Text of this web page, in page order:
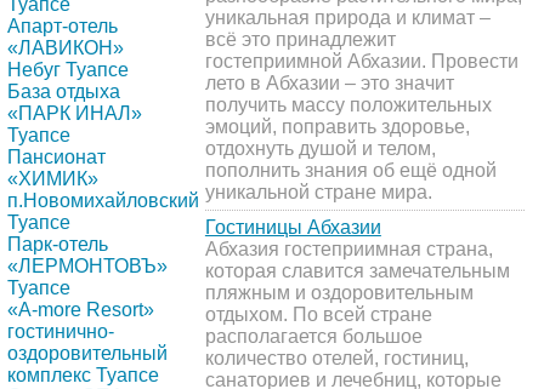
Туапсе
Апарт-отель
«ЛАВИКОН»
Небуг Туапсе
База отдыха
«ПАРК ИНАЛ»
Туапсе
Пансионат
«ХИМИК»
п.Новомихайловский
Туапсе
Парк-отель
«ЛЕРМОНТОВЪ»
Туапсе
«A-more Resort»
гостинично-
оздоровительный
комплекс Туапсе
уникальная природа и климат –
всё это принадлежит
гостеприимной Абхазии. Провести
лето в Абхазии – это значит
получить массу положительных
эмоций, поправить здоровье,
отдохнуть душой и телом,
пополнить знания об ещё одной
уникальной стране мира.
Гостиницы Абхазии
Абхазия гостеприимная страна,
которая славится замечательным
пляжным и оздоровительным
отдыхом. По всей стране
располагается большое
количество отелей, гостиниц,
санаториев и лечебниц, которые